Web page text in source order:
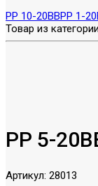
PP 10-20BBPP 1-
Товар из
PP 5-
Артикул: 28013